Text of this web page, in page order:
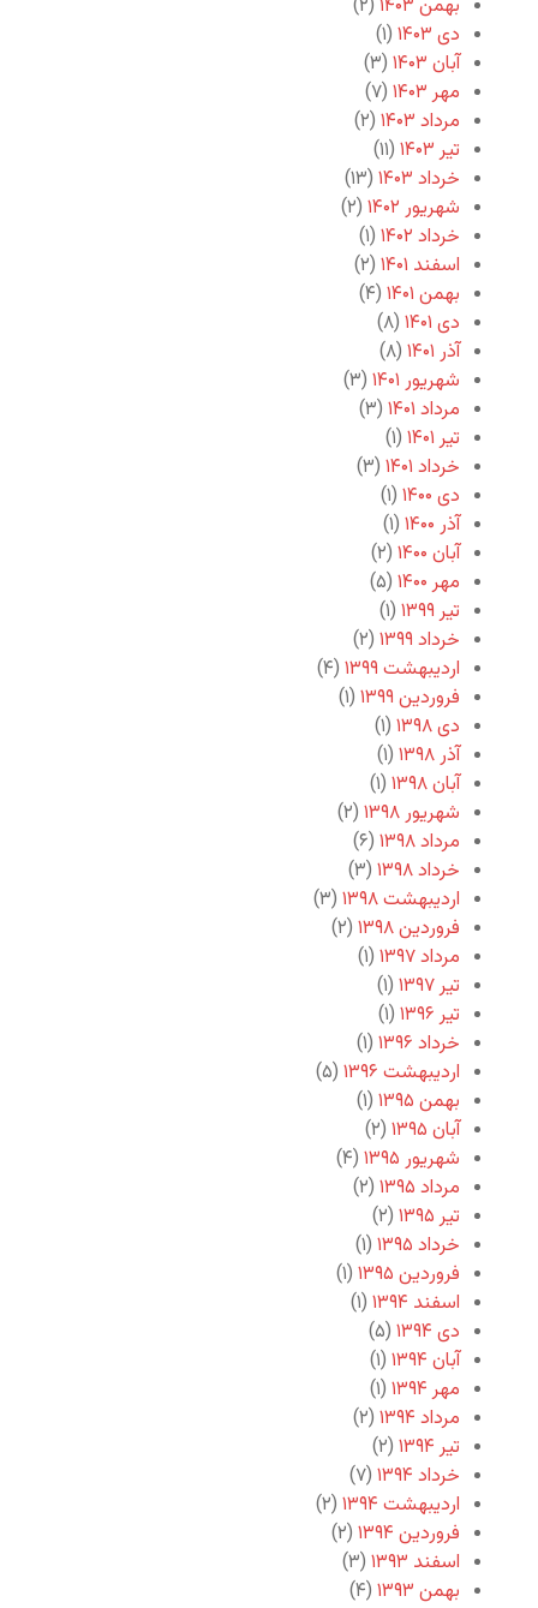
بهمن ۱۴۰۳
(۲)
دی ۱۴۰۳
(۱)
آبان ۱۴۰۳
(۳)
مهر ۱۴۰۳
(۷)
مرداد ۱۴۰۳
(۲)
تیر ۱۴۰۳
(۱۱)
خرداد ۱۴۰۳
(۱۳)
شهریور ۱۴۰۲
(۲)
خرداد ۱۴۰۲
(۱)
اسفند ۱۴۰۱
(۲)
بهمن ۱۴۰۱
(۴)
دی ۱۴۰۱
(۸)
آذر ۱۴۰۱
(۸)
شهریور ۱۴۰۱
(۳)
مرداد ۱۴۰۱
(۳)
تیر ۱۴۰۱
(۱)
خرداد ۱۴۰۱
(۳)
دی ۱۴۰۰
(۱)
آذر ۱۴۰۰
(۱)
آبان ۱۴۰۰
(۲)
مهر ۱۴۰۰
(۵)
تیر ۱۳۹۹
(۱)
خرداد ۱۳۹۹
(۲)
اردیبهشت ۱۳۹۹
(۴)
فروردین ۱۳۹۹
(۱)
دی ۱۳۹۸
(۱)
آذر ۱۳۹۸
(۱)
آبان ۱۳۹۸
(۱)
شهریور ۱۳۹۸
(۲)
مرداد ۱۳۹۸
(۶)
خرداد ۱۳۹۸
(۳)
اردیبهشت ۱۳۹۸
(۳)
فروردین ۱۳۹۸
(۲)
مرداد ۱۳۹۷
(۱)
تیر ۱۳۹۷
(۱)
تیر ۱۳۹۶
(۱)
خرداد ۱۳۹۶
(۱)
اردیبهشت ۱۳۹۶
(۵)
بهمن ۱۳۹۵
(۱)
آبان ۱۳۹۵
(۲)
شهریور ۱۳۹۵
(۴)
مرداد ۱۳۹۵
(۲)
تیر ۱۳۹۵
(۲)
خرداد ۱۳۹۵
(۱)
فروردین ۱۳۹۵
(۱)
اسفند ۱۳۹۴
(۱)
دی ۱۳۹۴
(۵)
آبان ۱۳۹۴
(۱)
مهر ۱۳۹۴
(۱)
مرداد ۱۳۹۴
(۲)
تیر ۱۳۹۴
(۲)
خرداد ۱۳۹۴
(۷)
اردیبهشت ۱۳۹۴
(۲)
فروردین ۱۳۹۴
(۲)
اسفند ۱۳۹۳
(۳)
بهمن ۱۳۹۳
(۴)